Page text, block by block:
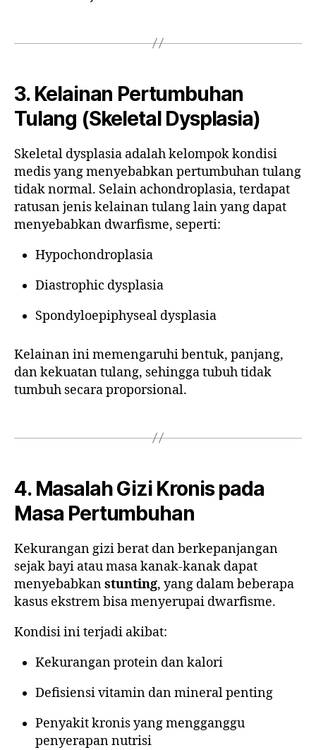
3. Kelainan Pertumbuhan
Tulang (Skeletal Dysplasia)
Skeletal dysplasia adalah kelompok kondisi
medis yang menyebabkan pertumbuhan tulang
tidak normal. Selain achondroplasia, terdapat
ratusan jenis kelainan tulang lain yang dapat
menyebabkan dwarfisme, seperti:
Hypochondroplasia
Diastrophic dysplasia
Spondyloepiphyseal dysplasia
Kelainan ini memengaruhi bentuk, panjang,
dan kekuatan tulang, sehingga tubuh tidak
tumbuh secara proporsional.
4. Masalah Gizi Kronis pada
Masa Pertumbuhan
Kekurangan gizi berat dan berkepanjangan
sejak bayi atau masa kanak-kanak dapat
menyebabkanstunting, yang dalam beberapa
kasus ekstrem bisa menyerupai dwarfisme.
Kondisi ini terjadi akibat:
Kekurangan protein dan kalori
Defisiensi vitamin dan mineral penting
Penyakit kronis yang mengganggu
penyerapan nutrisi